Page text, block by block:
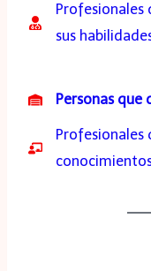
Profesionales
sus
Personas
Profesionales